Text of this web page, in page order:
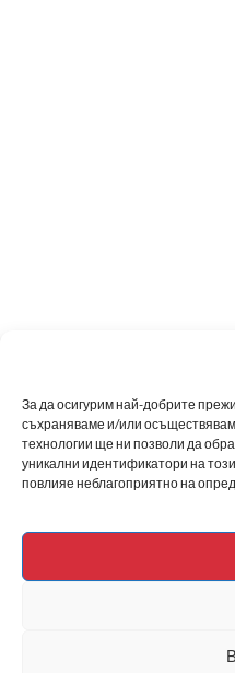
За да осигурим най-добрите
съхраняваме и/или
технологии ще ни позволи да
уникални идентификатори на
повлияе неблагоприятно на